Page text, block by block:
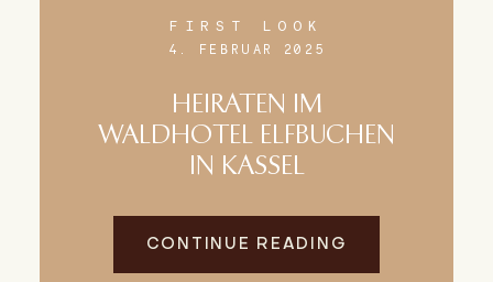
FIRST LOOK
4. FEBRUAR 2025
HEIRATEN IM
WALDHOTEL ELFBUCHEN
IN KASSEL
CONTINUE READING